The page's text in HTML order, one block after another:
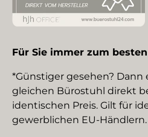
Für Sie immer zum
*Günstiger gesehen? Dann
gleichen Bürostuhl direkt
identischen Preis. Gilt für
gewerblichen EU-